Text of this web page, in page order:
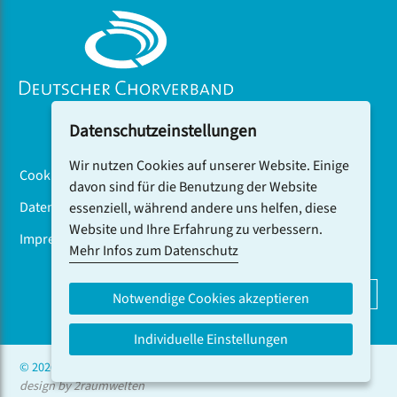
Cookiebanner
Datenschutz
Impressum
DCV-NEWSLETTER ABONNIEREN
© 2026 CHOR.COM
design by 2raumwelten
Datenschutzeinstellungen
Wir nutzen Cookies auf unserer Website. Einige
davon sind für die Benutzung der Website
essenziell, während andere uns helfen, diese
Website und Ihre Erfahrung zu verbessern.
Mehr Infos zum Datenschutz
Notwendige Cookies akzeptieren
Individuelle Einstellungen